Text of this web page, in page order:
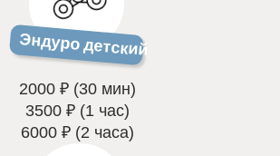
2000 ₽ (30 мин)
3500 ₽ (1 час)
6000 ₽ (2 часа)
Эндуро детский